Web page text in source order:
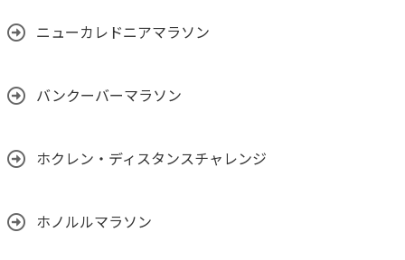
ニューカレドニアマラソン
バンクーバーマラソン
ホクレン・ディスタンスチャレンジ
ホノルルマラソン